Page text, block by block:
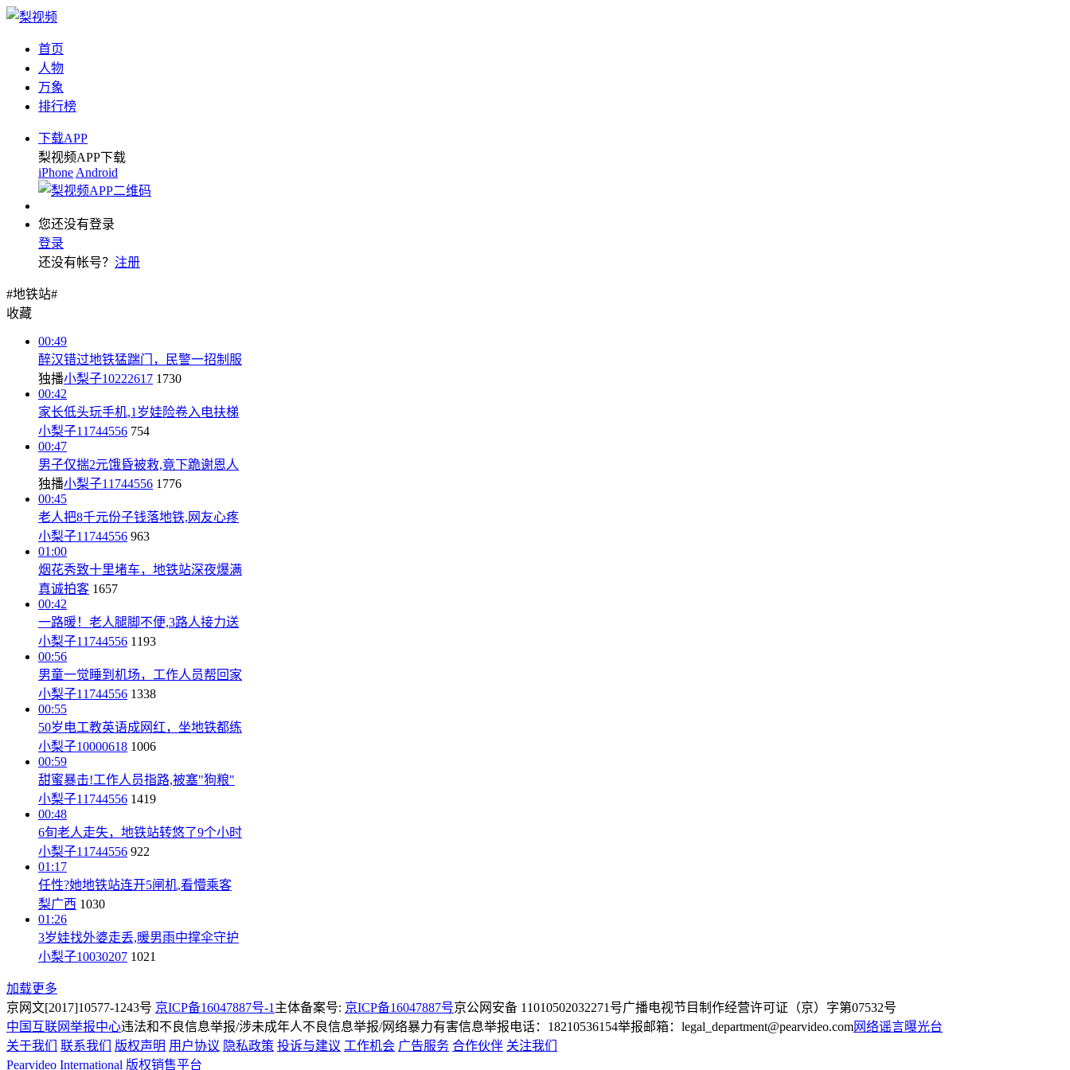
首页
人物
万象
排行榜
下载APP
梨视频APP下载
iPhone Android
您还没有登录
登录
还没有帐号？ 注册
#地铁站#
收藏
00:49
醉汉错过地铁猛踹门，民警一招制服
独播小梨子10222617 1730
00:42
家长低头玩手机,1岁娃险卷入电扶梯
小梨子11744556 754
00:47
男子仅揣2元饿昏被救,竟下跪谢恩人
独播小梨子11744556 1776
00:45
老人把8千元份子钱落地铁,网友心疼
小梨子11744556 963
01:00
烟花秀致十里堵车，地铁站深夜爆满
真诚拍客 1657
00:42
一路暖！老人腿脚不便,3路人接力送
小梨子11744556 1193
00:56
男童一觉睡到机场，工作人员帮回家
小梨子11744556 1338
00:55
50岁电工教英语成网红，坐地铁都练
小梨子10000618 1006
00:59
甜蜜暴击!工作人员指路,被塞"狗粮"
小梨子11744556 1419
00:48
6旬老人走失，地铁站转悠了9个小时
小梨子11744556 922
01:17
任性?她地铁站连开5闸机,看懵乘客
梨广西 1030
01:26
3岁娃找外婆走丢,暖男雨中撑伞守护
小梨子10030207 1021
加载更多
京网文[2017]10577-1243号 京ICP备16047887号-1 主体备案号: 京ICP备16047887号京公网安备 11010502032271号广播电视节目制作经营许可证（京）字第07532号
中国互联网举报中心违法和不良信息举报/涉未成年人不良信息举报/网络暴力有害信息举报电话：18210536154举报邮箱：legal_department@pearvideo.com网络谣言曝光台
关于我们
联系我们 版权声明 用户协议 隐私政策 投诉与建议 工作机会 广告服务 合作伙伴 关注我们
Pearvideo International 版权销售平台